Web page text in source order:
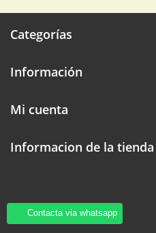
Contacta via whatsapp
Categorías
Información
Mi cuenta
Informacion de la tienda